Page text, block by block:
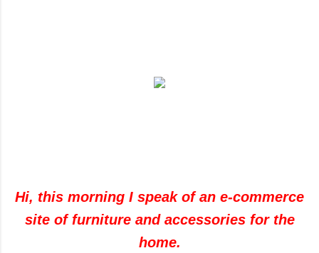
Hi, this morning I speak of an e-commerce
site of furniture and accessories for the
home.